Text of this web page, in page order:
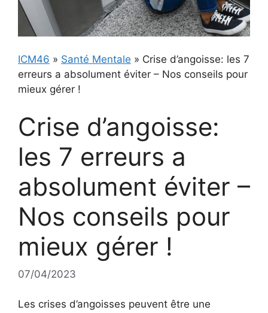
ICM46 » Santé Mentale » Crise d’angoisse: les 7
erreurs a absolument éviter – Nos conseils pour
mieux gérer !
Crise d’angoisse:
les 7 erreurs a
absolument éviter –
Nos conseils pour
mieux gérer !
07/04/2023
Les crises d’angoisses peuvent être une